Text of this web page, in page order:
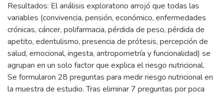
Resultados: El análisis exploratorio arrojó que todas las
variables (convivencia, pensión, económico, enfermedades
crónicas, cáncer, polifarmacia, pérdida de peso, pérdida de
apetito, edentulismo, presencia de prótesis, percepción de
salud, emocional, ingesta, antropometría y funcionalidad) se
agrupan en un solo factor que explica el riesgo nutricional.
Se formularon 28 preguntas para medir riesgo nutricional en
la muestra de estudio. Tras eliminar 7 preguntas por poca